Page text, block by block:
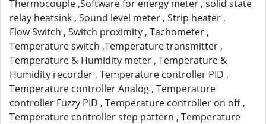
Thermocouple ,Software for energy meter , solid state
relay heatsink , Sound level meter , Strip heater ,
Flow Switch , Switch proximity , Tachometer ,
Temperature switch ,Temperature transmitter ,
Temperature & Humidity meter , Temperature &
Humidity recorder , Temperature controller PID ,
Temperature controller Analog , Temperature
controller Fuzzy PID , Temperature controller on off ,
Temperature controller step pattern , Temperature